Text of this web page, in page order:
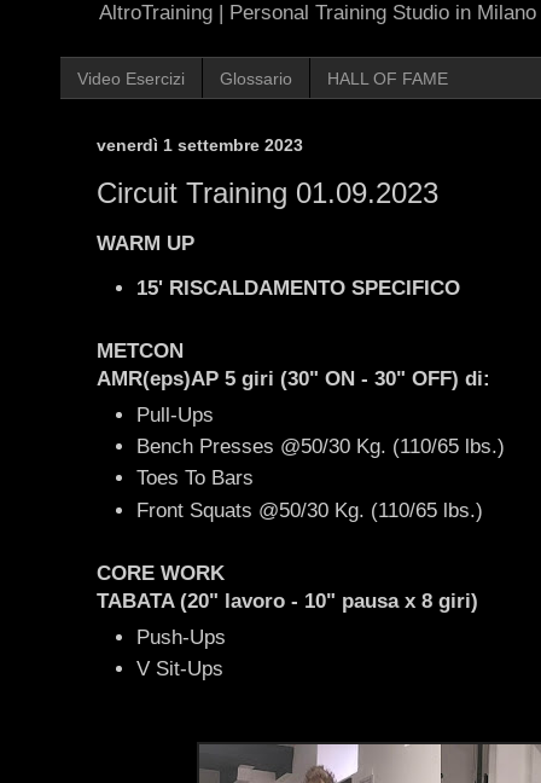
AltroTraining | Personal Training Studio in Milano
Video Esercizi Glossario HALL OF FAME
venerdì 1 settembre 2023
Circuit Training 01.09.2023
WARM UP
15' RISCALDAMENTO SPECIFICO
METCON
AMR(eps)AP 5 giri (30" ON - 30" OFF) di:
Pull-Ups
Bench Presses @50/30 Kg. (110/65 lbs.)
Toes To Bars
Front Squats @50/30 Kg. (110/65 lbs.)
CORE WORK
TABATA (20" lavoro - 10" pausa x 8 giri)
Push-Ups
V Sit-Ups